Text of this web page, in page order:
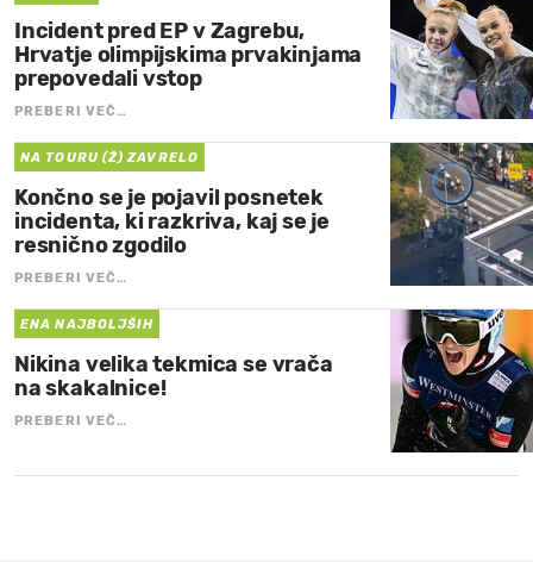
Incident pred EP v Zagrebu,
Hrvatje olimpijskima prvakinjama
prepovedali vstop
PREBERI VEČ…
NA TOURU (Ž) ZAVRELO
Končno se je pojavil posnetek
incidenta, ki razkriva, kaj se je
resnično zgodilo
PREBERI VEČ…
ENA NAJBOLJŠIH
Nikina velika tekmica se vrača
na skakalnice!
PREBERI VEČ…